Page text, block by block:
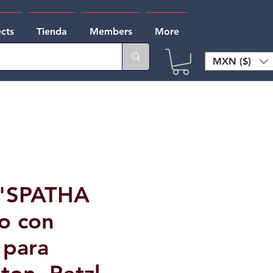
Tienda Members More
MXN ($)
con